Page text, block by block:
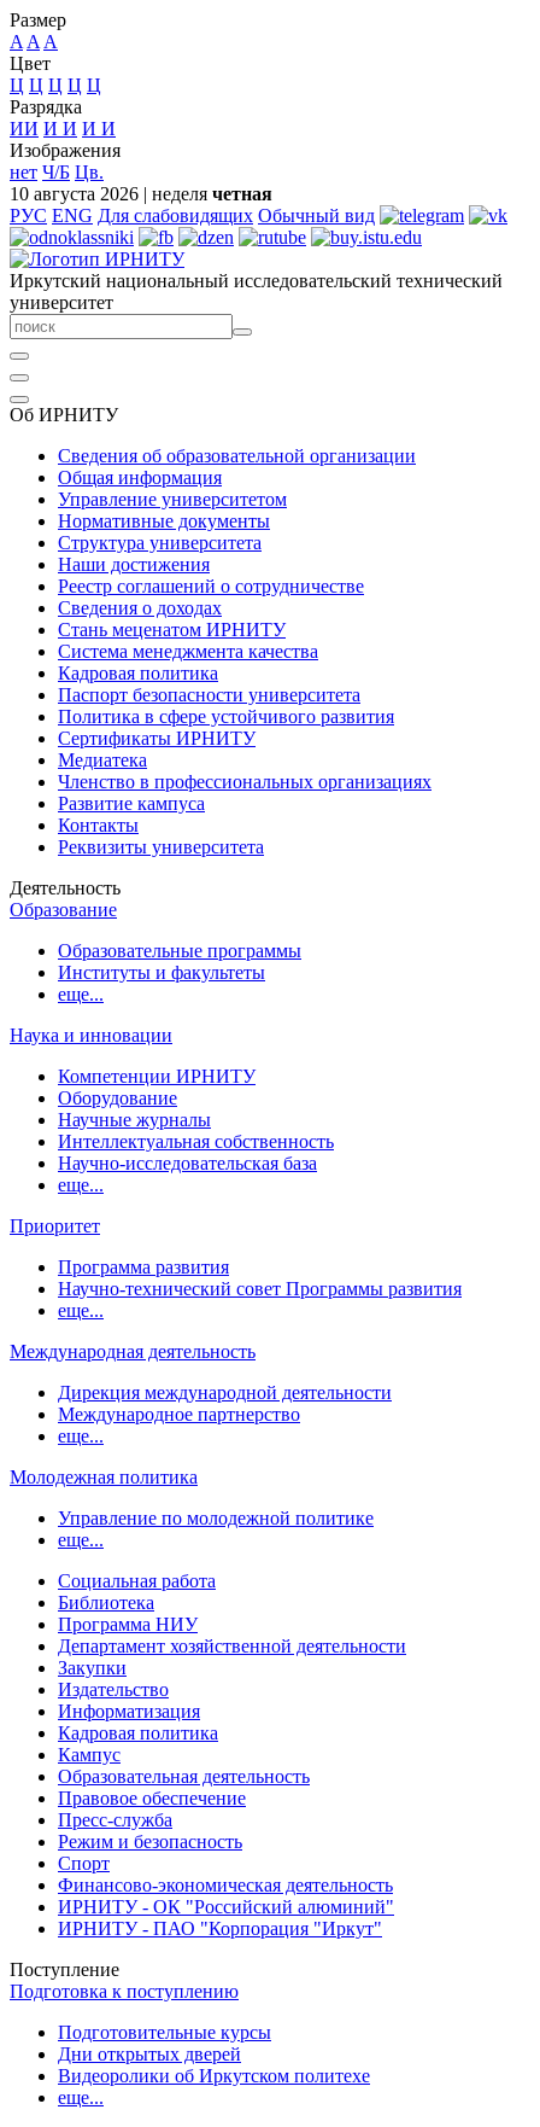
Размер
A A A
Цвет
Ц Ц Ц Ц Ц
Разрядка
ИИ И И И И
Изображения
нет Ч/Б Цв.
10 августа 2026 | неделя четная
РУС ENG Для слабовидящих Обычный вид
Иркутский национальный исследовательский технический
университет
Об ИРНИТУ
Сведения об образовательной организации
Общая информация
Управление университетом
Нормативные документы
Структура университета
Наши достижения
Реестр соглашений о сотрудничестве
Сведения о доходах
Стань меценатом ИРНИТУ
Система менеджмента качества
Кадровая политика
Паспорт безопасности университета
Политика в сфере устойчивого развития
Сертификаты ИРНИТУ
Медиатека
Членство в профессиональных организациях
Развитие кампуса
Контакты
Реквизиты университета
Деятельность
Образование
Образовательные программы
Институты и факультеты
еще...
Наука и инновации
Компетенции ИРНИТУ
Оборудование
Научные журналы
Интеллектуальная собственность
Научно-исследовательская база
еще...
Приоритет
Программа развития
Научно-технический совет Программы развития
еще...
Международная деятельность
Дирекция международной деятельности
Международное партнерство
еще...
Молодежная политика
Управление по молодежной политике
еще...
Социальная работа
Библиотека
Программа НИУ
Департамент хозяйственной деятельности
Закупки
Издательство
Информатизация
Кадровая политика
Кампус
Образовательная деятельность
Правовое обеспечение
Пресс-служба
Режим и безопасность
Спорт
Финансово-экономическая деятельность
ИРНИТУ - ОК "Российский алюминий"
ИРНИТУ - ПАО "Корпорация "Иркут"
Поступление
Подготовка к поступлению
Подготовительные курсы
Дни открытых дверей
Видеоролики об Иркутском политехе
еще...